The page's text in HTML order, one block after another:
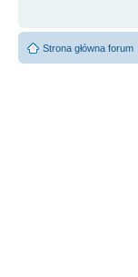
Strona główna forum